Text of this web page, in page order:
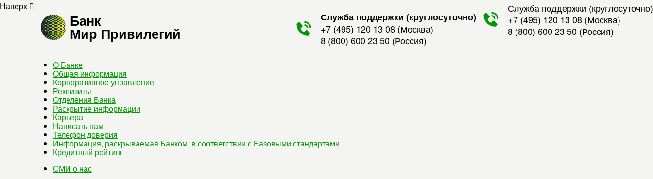
Служба поддержки (круглосуточно)
+7 (495) 120 13 08 (Москва)
8 (800) 600 23 50 (Россия)
Наверх
Банк
Мир Привилегий
Служба поддержки (круглосуточно)
+7 (495) 120 13 08 (Москва)
8 (800) 600 23 50 (Россия)
О Банке
Общая информация
Корпоративное управление
Реквизиты
Отделения Банка
Раскрытие информации
Карьера
Написать нам
Телефон доверия
Информация, раскрываемая Банком, в соответствии с Базовыми стандартами
Кредитный рейтинг
СМИ о нас